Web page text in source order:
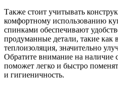
Также стоит учитывать
комфортному использованию
спинками обеспечивают
продуманные детали, такие как
теплоизоляция, значительно
Обратите внимание на
поможет легко и быстро
и гигиеничность.